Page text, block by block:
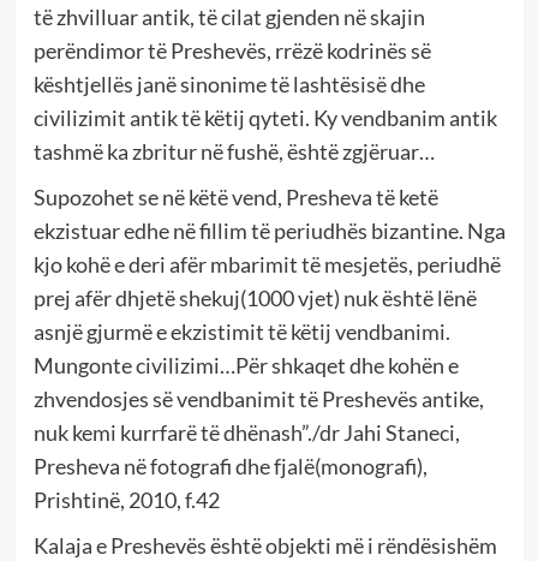
të zhvilluar antik, të cilat gjenden në skajin
perëndimor të Preshevës, rrëzë kodrinës së
kështjellës janë sinonime të lashtësisë dhe
civilizimit antik të këtij qyteti. Ky vendbanim antik
tashmë ka zbritur në fushë, është zgjëruar…
Supozohet se në këtë vend, Presheva të ketë
ekzistuar edhe në fillim të periudhës bizantine. Nga
kjo kohë e deri afër mbarimit të mesjetës, periudhë
prej afër dhjetë shekuj(1000 vjet) nuk është lënë
asnjë gjurmë e ekzistimit të këtij vendbanimi.
Mungonte civilizimi…Për shkaqet dhe kohën e
zhvendosjes së vendbanimit të Preshevës antike,
nuk kemi kurrfarë të dhënash”./dr Jahi Staneci,
Presheva në fotografi dhe fjalë(monografi),
Prishtinë, 2010, f.42
Kalaja e Preshevës është objekti më i rëndësishëm